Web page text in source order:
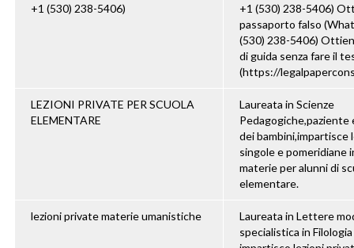
+1 (530) 238-5406)
+1 (530) 238-5406)
passaporto falso
(530) 238-5406)
di guida senza fare il
(https://
LEZIONI PRIVATE PER SCUOLA
ELEMENTARE
Laureata in Scienze
Pedagogiche,paziente
dei bambini,impartisce
singole e pomeridiane
materie per alunni di
elementare.
lezioni private materie umanistiche
Laureata in Lettere
specialistica in